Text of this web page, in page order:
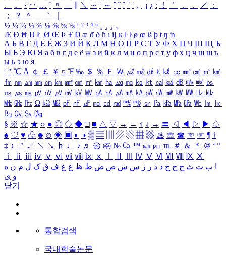
、
。 · ‥ … ¨ 〃 ― ＼ ∼ ´ ～ ˇ ˘ ˝ ˚ ˙ ¸ ¡ ¿ ː ！ ＇ ， ． ／
：
；
？ ＾ ｀
½ ⅓ ⅔ ¼ ¾ ⅛ ⅜ ⅝ ⅞ ¹ ² ³ ⁴ ⁿ ₁ ₂ ₃ ₄
Æ Ð Ħ Ĳ Ł Ø Œ Þ Ŧ Ŋ æ đ ð ħ ı ĳ ĸ ŀ ł ø œ ß þ ŧ ŋ ŉ
А Б В Г Д Е Ё Ж З И Й К Л М Н О П Р С Т У Ф Х Ц Ч Ш Щ Ъ
Ы Ь Э Ю Я а б в г д е ё ж з и й к л м н о п р с т у ф х ц ч ш щ ъ
ы ь э ю я
′ ″ ℃ Å ￠ ￡ ￥ ¤ ℉ ‰ ＄ ％ Ｆ ￦ ㎕ ㎖ ㎗ ℓ ㎘ ㏄ ㎣ ㎤ ㎥ ㎦
㎙ ㎚ ㎛ ㎜ ㎝ ㎞ ㎟ ㎠ ㎡ ㎢ ㏊ ㎍ ㎎ ㎏ ㏏ ㎈ ㎉ ㏈ ㎧ ㎨ ㎰
㎱ ㎲ ㎳ ㎴ ㎵ ㎶ ㎷ ㎸ ㎹ ㎀ ㎁ ㎂ ㎃ ㎄ ㎺ ㎻ ㎽ ㎾ ㎿ ㎐ ㎑
㎒ ㎓ ㎔ Ω ㏀ ㏁ ㎊ ㎋ ㎌ ㏖ ㏅ ㎭ ㎮ ㎯ ㏛ ㎩ ㎪ ㎫ ㎬ ㏝ ㏐
㏓
㏃ ㏉ ㏜ ㏆
§ ※ ☆ ★ ○ ● ◎ ◇ ◆ □ ■ △ ▽ → ← ↑ ↓ ↔ 〓 ◁ ◀ ▷ ▶ ♤
♠ ♡ ♥ ♧ ♣ ⊙ ◈ ▣ ◐ ◑ ▒ ▤ ▨ ▧ ▦ ▩ ♨ ☏ ☎ ☜ ☞ ¶ †
‡ ↕ ↗ ↙ ↖ ↘ ♭ ♩ ♪ ♬ ㉿ ㈜ № ㏇ ™ ㏂ ㏘ ℡ ＃ ＆ ＊ ＠ ª º
ⅰ
ⅱ ⅲ ⅳ ⅴ ⅵ ⅶ ⅷ ⅸ ⅹ Ⅳ Ⅴ Ⅵ Ⅶ Ⅷ Ⅸ Ⅹ
ب ت ث ج ح خ د ذ ر ز س ش ص ض ط ظ ع غ ف ق ک ل م ن ه
و ی
닫기
통합검색
국내학술논문